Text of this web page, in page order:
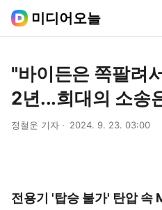
미디어오늘
"바이든은 쪽팔려
2년...희대의 소송
정철운 기자 2024. 9. 23. 03:00
전용기 '탑승 불가' 탄압 속